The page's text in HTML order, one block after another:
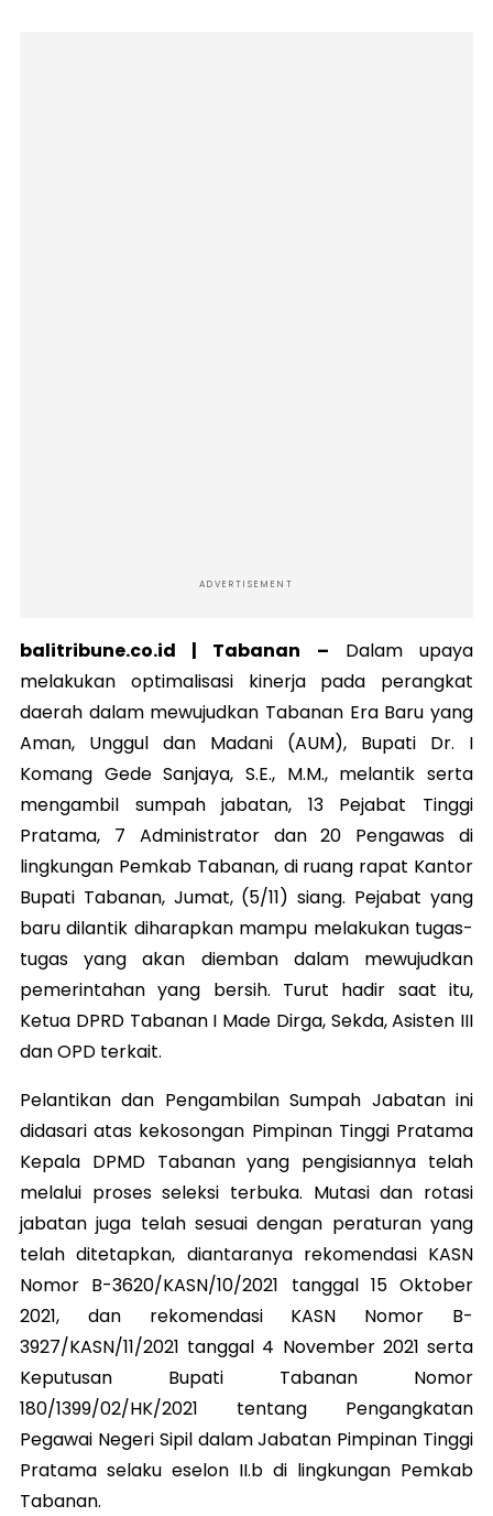
ADVERTISEMENT
balitribune.co.id | Tabanan – Dalam upaya
melakukan optimalisasi kinerja pada perangkat
daerah dalam mewujudkan Tabanan Era Baru yang
Aman, Unggul dan Madani (AUM), Bupati Dr. I
Komang Gede Sanjaya, S.E., M.M., melantik serta
mengambil sumpah jabatan, 13 Pejabat Tinggi
Pratama, 7 Administrator dan 20 Pengawas di
lingkungan Pemkab Tabanan, di ruang rapat Kantor
Bupati Tabanan, Jumat, (5/11) siang. Pejabat yang
baru dilantik diharapkan mampu melakukan tugas-
tugas yang akan diemban dalam mewujudkan
pemerintahan yang bersih. Turut hadir saat itu,
Ketua DPRD Tabanan I Made Dirga, Sekda, Asisten III
dan OPD terkait.
Pelantikan dan Pengambilan Sumpah Jabatan ini
didasari atas kekosongan Pimpinan Tinggi Pratama
Kepala DPMD Tabanan yang pengisiannya telah
melalui proses seleksi terbuka. Mutasi dan rotasi
jabatan juga telah sesuai dengan peraturan yang
telah ditetapkan, diantaranya rekomendasi KASN
Nomor B-3620/KASN/10/2021 tanggal 15 Oktober
2021, dan rekomendasi KASN Nomor B-
3927/KASN/11/2021 tanggal 4 November 2021 serta
Keputusan Bupati Tabanan Nomor
180/1399/02/HK/2021 tentang Pengangkatan
Pegawai Negeri Sipil dalam Jabatan Pimpinan Tinggi
Pratama selaku eselon II.b di lingkungan Pemkab
Tabanan.